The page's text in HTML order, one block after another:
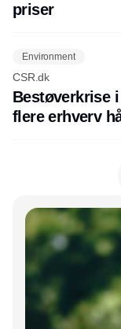
priser
Environment
CSR.dk
Bestøverkrise
flere erhverv